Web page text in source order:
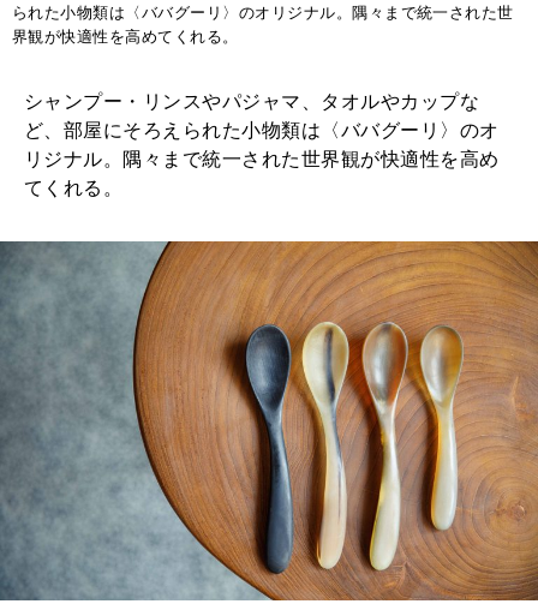
られた小物類は〈ババグーリ〉のオリジナル。隅々まで統一された世
界観が快適性を高めてくれる。
シャンプー・リンスやパジャマ、タオルやカップな
ど、部屋にそろえられた小物類は〈ババグーリ〉のオ
リジナル。隅々まで統一された世界観が快適性を高め
てくれる。